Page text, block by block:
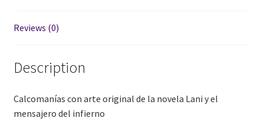
Reviews (0)
Description
Calcomanías con arte original de la novela Lani y el
mensajero del infierno